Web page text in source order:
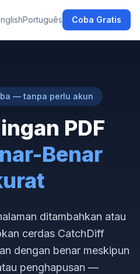
Português Coba Gratis
— tanpa perlu akun
PDF
Benar
ditambahkan atau
cerdas CatchDiff
dengan benar meskipun
penghapusan —